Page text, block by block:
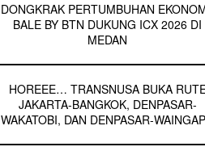
DONGKRAK PERTUMBUHAN
BALE BY BTN DUKUNG ICX 2026 DI
MEDAN
HOREEE… TRANSNUSA BUKA
JAKARTA-BANGKOK, DENPASAR-
WAKATOBI, DAN DENPASAR-